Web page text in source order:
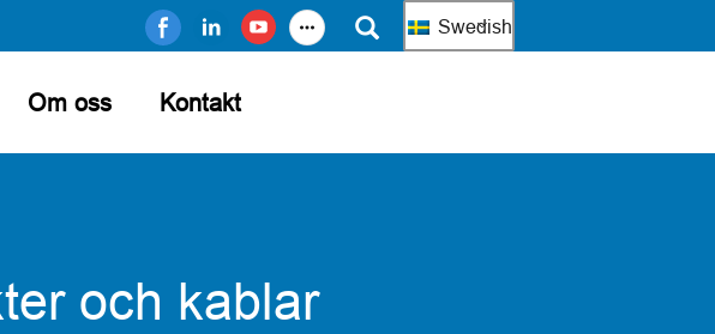
Swedish
Om oss Kontakt
och kablar